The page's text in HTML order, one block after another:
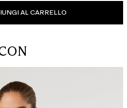
AL CARRELLO